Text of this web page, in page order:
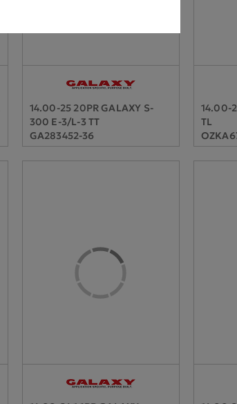
14.00-25 20PR GALAXY S-
300 E-3/L-3 TT
GA283452-36
14.00-
TL